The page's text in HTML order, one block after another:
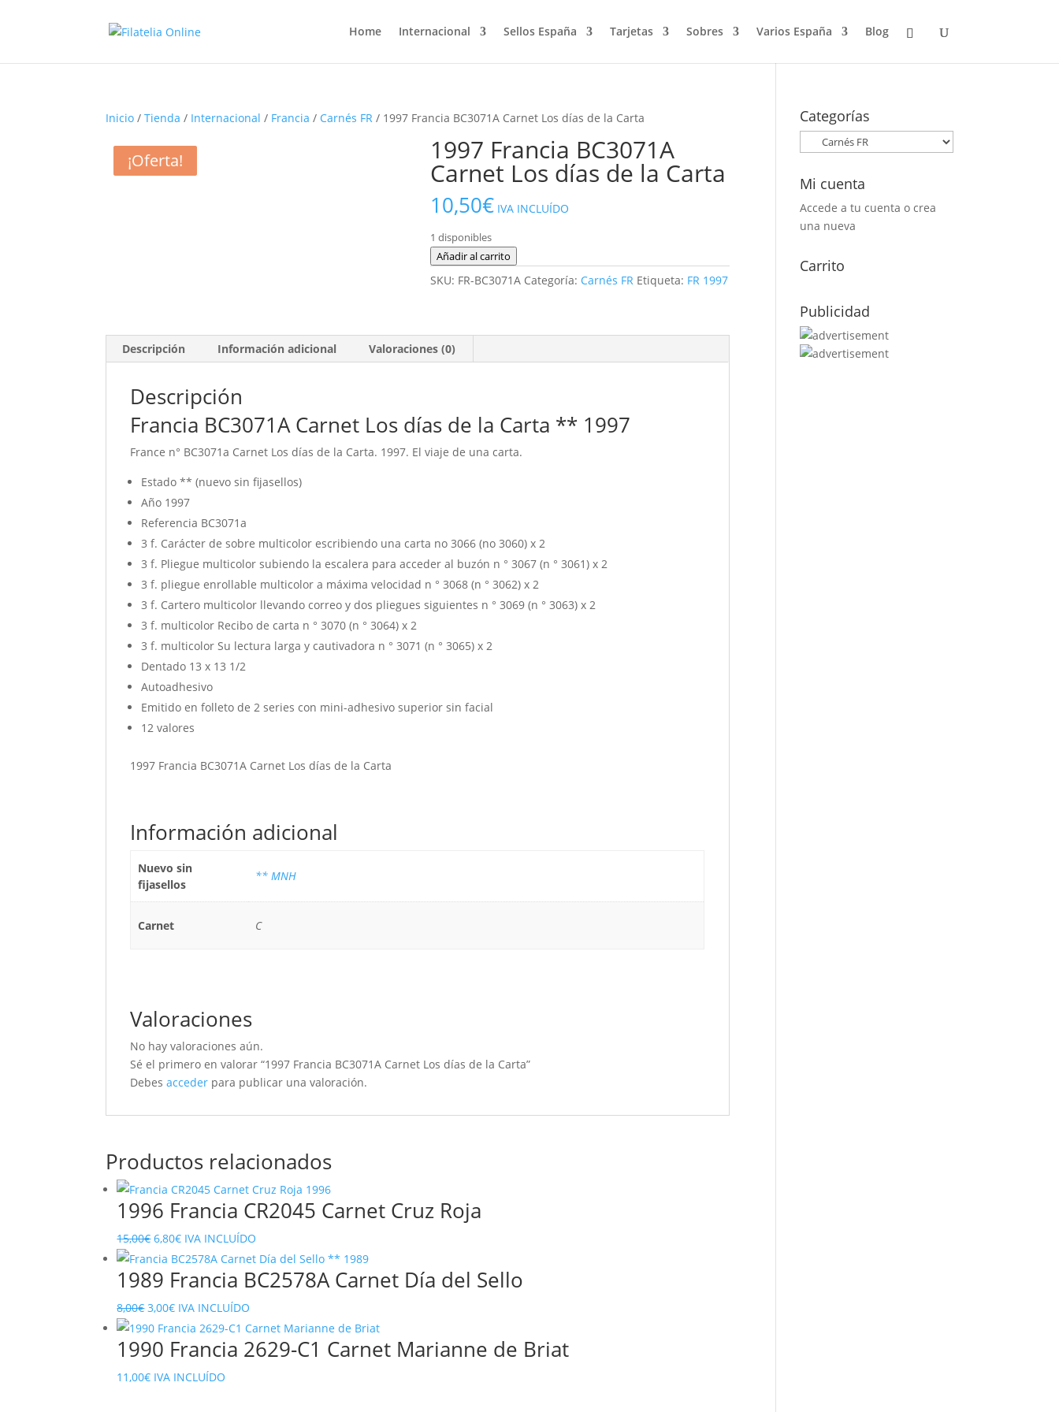
Home Internacional Sellos España Tarjetas Sobres Varios España Blog
Inicio /Tienda / Internacional / Francia / Carnés FR / 1997 Francia BC3071A Carnet Los días de la Carta
1997 Francia BC3071A
Carnet Los días de la Carta
10,50€ IVA INCLUÍDO
1 disponibles
1997
Francia
días
de
cantidad
Añadir al carrito
SKU: FR-BC3071A Categoría: Carnés FR Etiqueta: FR 1997
Descripción Información adicional Valoraciones (0)
Descripción
Francia BC3071A Carnet Los días de la Carta ** 1997
France n° BC3071a Carnet Los días de la Carta. 1997. El viaje de una carta.
Estado ** (nuevo sin fijasellos)
Año 1997
Referencia BC3071a
3 f. Carácter de sobre multicolor escribiendo una carta no 3066 (no 3060) x 2
3 f. Pliegue multicolor subiendo la escalera para acceder al buzón n ° 3067 (n ° 3061) x 2
3 f. pliegue enrollable multicolor a máxima velocidad n ° 3068 (n ° 3062) x 2
3 f. Cartero multicolor llevando correo y dos pliegues siguientes n ° 3069 (n ° 3063) x 2
3 f. multicolor Recibo de carta n ° 3070 (n ° 3064) x 2
3 f. multicolor Su lectura larga y cautivadora n ° 3071 (n ° 3065) x 2
Dentado 13 x 13 1/2
Autoadhesivo
Emitido en folleto de 2 series con mini-adhesivo superior sin facial
12 valores
1997 Francia BC3071A Carnet Los días de la Carta
Información adicional
Nuevo sin
fijasellos
** MNH
Carnet C
Valoraciones
No hay valoraciones aún.
Sé el primero en valorar “1997 Francia BC3071A Carnet Los días de la Carta”
Debesacceder para publicar una valoración.
Productos relacionados
¡Oferta!
1996 Francia CR2045 Carnet Cruz Roja
15,00€El
precio
original
6,80€El
precio
actual
IVA INCLUÍDO
¡Oferta!
1989 Francia BC2578A Carnet Día del Sello
8,00€El
precio
original
3,00€El
precio
actual
IVA INCLUÍDO
1990 Francia 2629-C1 Carnet Marianne de Briat
11,00€ IVA INCLUÍDO
Categorías
Mi cuenta
Accede a tu cuenta o crea
una nueva
Carrito
Publicidad